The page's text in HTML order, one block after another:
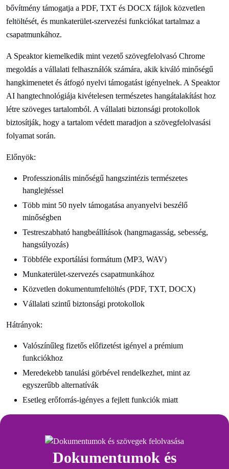
bővítmény támogatja a PDF, TXT és DOCX fájlok közvetlen
feltöltését, és munkaterület-szervezési funkciókat tartalmaz a
csapatmunkához.
A Speaktor kiemelkedik mint vezető szövegfelolvasó Chrome
megoldás a vállalati felhasználók számára, akik kiváló minőségű
hangkimenetet és átfogó nyelvi támogatást igényelnek. A Speaktor
AI hangtechnológiája kivételesen természetes hangátalakítást hoz
létre szöveges tartalomból. A vállalati biztonsági protokollok
biztosítják, hogy a tartalom védett maradjon a szövegfelolvasási
folyamat során.
Előnyök:
Professzionális minőségű hangszintézis természetes
hanglejtéssel
Több mint 50 nyelv támogatása anyanyelvi beszélő
minőségben
Testreszabható hangbeállítások (hangmagasság, sebesség,
hangsúlyozás)
Többféle exportálási formátum (MP3, WAV)
Munkaterület-szervezés csapatmunkához
Közvetlen dokumentumfeltöltés (PDF, TXT, DOCX)
Vállalati szintű biztonsági protokollok
Hátrányok:
Valószínűleg fizetős előfizetést igényel a prémium
funkciókhoz
Meredekebb tanulási görbével rendelkezhet, mint az
egyszerűbb alternatívák
Esetleg erőforrás-igényes a fejlett funkciók miatt
Dokumentumok és